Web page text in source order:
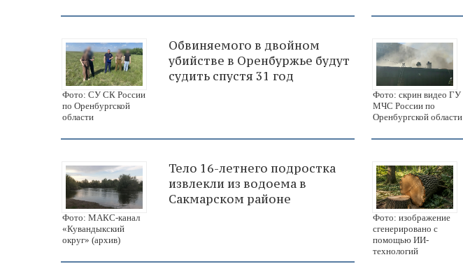
Фото: СУ СК России
по Оренбургской
области
Обвиняемого в двойном
убийстве в Оренбуржье будут
судить спустя 31 год
Фото: скрин видео ГУ
МЧС России по
Оренбургской области
Фото: МАКС-канал
«Кувандыкский
округ» (архив)
Тело 16-летнего подростка
извлекли из водоема в
Сакмарском районе
Фото: изображение
сгенерировано с
помощью ИИ-
технологий